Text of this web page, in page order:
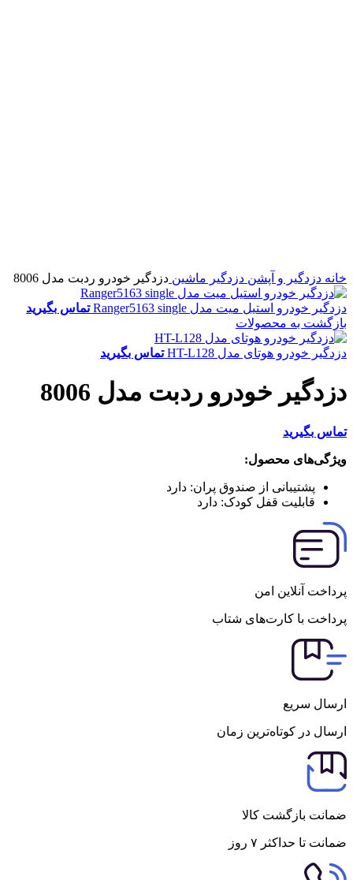
خانه دزدگیر و آپشن دزدگیر ماشین دزدگیر خودرو ردبت مدل 8006
دزدگیر خودرو استیل میت مدل Ranger5163 single
تماس بگیرید
بازگشت به محصولات
دزدگیر خودرو هوتای مدل HT-L128 تماس بگیرید
دزدگیر خودرو ردبت مدل 8006
تماس بگیرید
ویژگی‌های محصول:
پشتیبانی از صندوق پران: دارد
قابلیت قفل کودک: دارد
پرداخت آنلاین امن
پرداخت با کارت‌های شتاب
ارسال سریع
ارسال در کوتاه‌ترین زمان
ضمانت بازگشت کالا
ضمانت تا حداکثر ۷ روز